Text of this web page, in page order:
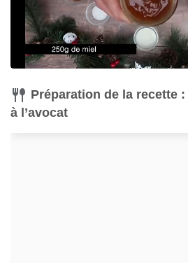
Préparation de la recette
à l’avocat